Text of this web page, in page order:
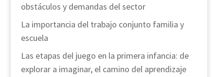
obstáculos y demandas del sector
La importancia del trabajo conjunto familia y
escuela
Las etapas del juego en la primera infancia: de
explorar a imaginar, el camino del aprendizaje